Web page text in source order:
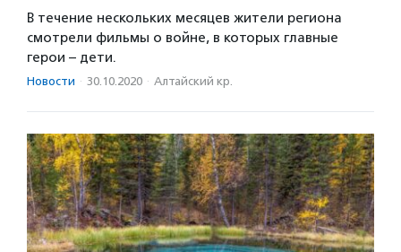
В течение нескольких месяцев жители региона
смотрели фильмы о войне, в которых главные
герои – дети.
Новости · 30.10.2020 · Алтайский кр.